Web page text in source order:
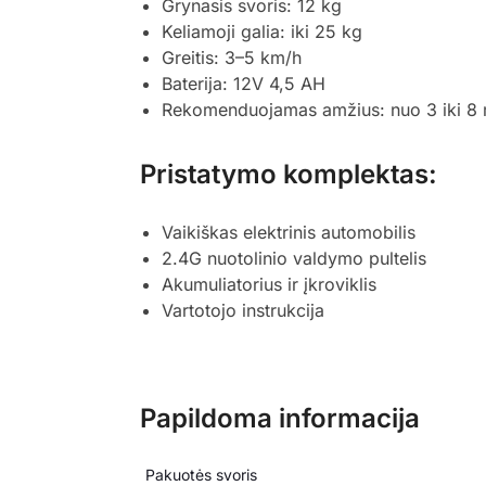
Grynasis svoris: 12 kg
Keliamoji galia: iki 25 kg
Greitis: 3–5 km/h
Baterija: 12V 4,5 AH
Rekomenduojamas amžius: nuo 3 iki 8
Pristatymo komplektas:
Vaikiškas elektrinis automobilis
2.4G nuotolinio valdymo pultelis
Akumuliatorius ir įkroviklis
Vartotojo instrukcija
Papildoma informacija
Pakuotės svoris